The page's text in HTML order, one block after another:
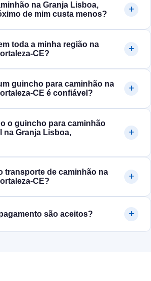
na Granja Lisboa,
de mim custa menos?
toda a minha região na
guincho para caminhão na
é confiável?
o guincho para caminhão
na Granja Lisboa,
transporte de caminhão na
são aceitos?